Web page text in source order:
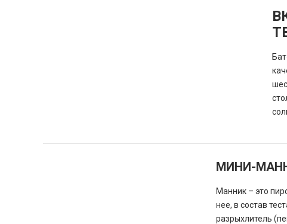
МИНИ-
Манник – это
нее, в состав
разрыхлитель